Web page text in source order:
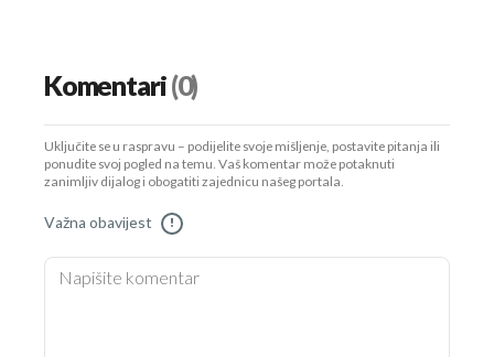
Komentari(0)
Uključite se u raspravu – podijelite svoje mišljenje, postavite pitanja ili
ponudite svoj pogled na temu. Vaš komentar može potaknuti
zanimljiv dijalog i obogatiti zajednicu našeg portala.
Važna obavijest !